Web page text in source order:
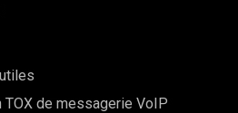
TOX de messagerie VoIP